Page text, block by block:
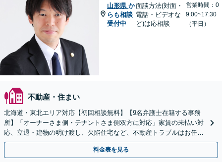
山形県 か
らも相談
受付中
面談方法(対面・
電話・ビデオな
ど)は応相談
営業時間：0
9:00~17:30
（平日）
不動産・住まい
北海道・東北エリア対応【初回相談無料】【9名弁護士在籍する事務
所】「オーナーさま側・テナントさま側双方に対応」家賃の未払い対
応、立退・建物の明け渡し、欠陥住宅など、不動産トラブルはお任せ
ください「早期相談で損失を最小限に」
料金表を見る